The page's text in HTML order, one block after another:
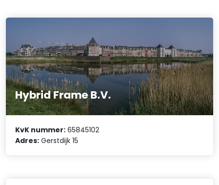
Hybrid Frame B.V.
KvK nummer: 65845102
Adres: Gerstdijk 15